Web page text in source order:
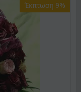
Έκπτωση 9%